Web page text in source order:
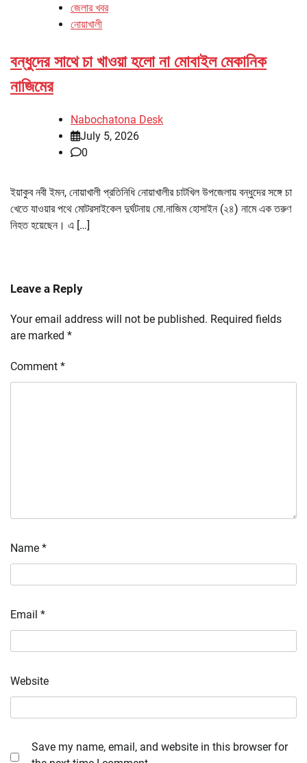
জেলার খবর
নোয়াখালী
বন্ধুদের সাথে চা খাওয়া হলো না মোবাইল মেকানিক
নাজিমের
Nabochatona Desk
July 5, 2026
0
ইয়াকুব নবী ইমন, নোয়াখালী প্রতিনিধি নোয়াখালীর চাটখিল উপজেলায় বন্ধুদের সঙ্গে চা
খেতে যাওয়ার পথে মোটরসাইকেল দুর্ঘটনায় মো.নাজিম হোসাইন (২৪) নামে এক তরুণ
নিহত হয়েছেন। এ […]
Leave a Reply
Your email address will not be published. Required fields
are marked *
Comment *
Name *
Email *
Website
Save my name, email, and website in this browser for